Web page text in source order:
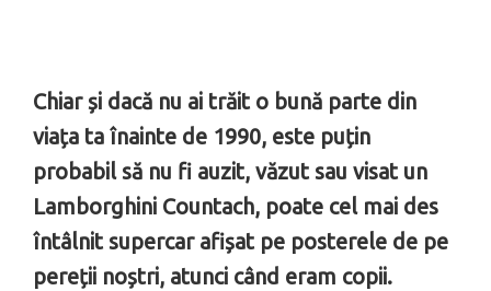
Chiar și dacă nu ai trăit o bună parte din
viața ta înainte de 1990, este puțin
probabil să nu fi auzit, văzut sau visat un
Lamborghini Countach, poate cel mai des
întâlnit supercar afișat pe posterele de pe
pereții noștri, atunci când eram copii.